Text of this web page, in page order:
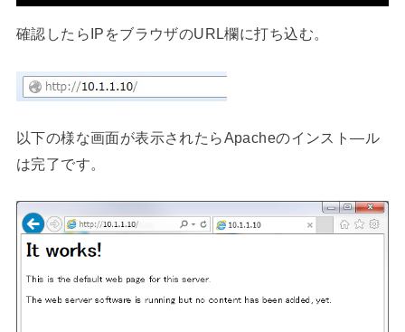
確認したらIPをブラウザのURL欄に打ち込む。
以下の様な画面が表示されたらApacheのインスト―ル
は完了です。